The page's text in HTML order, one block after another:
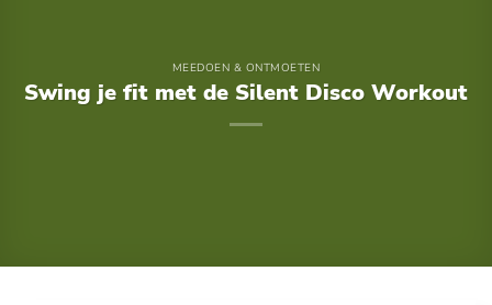
MEEDOEN & ONTMOETEN
Swing je fit met de Silent Disco Workout